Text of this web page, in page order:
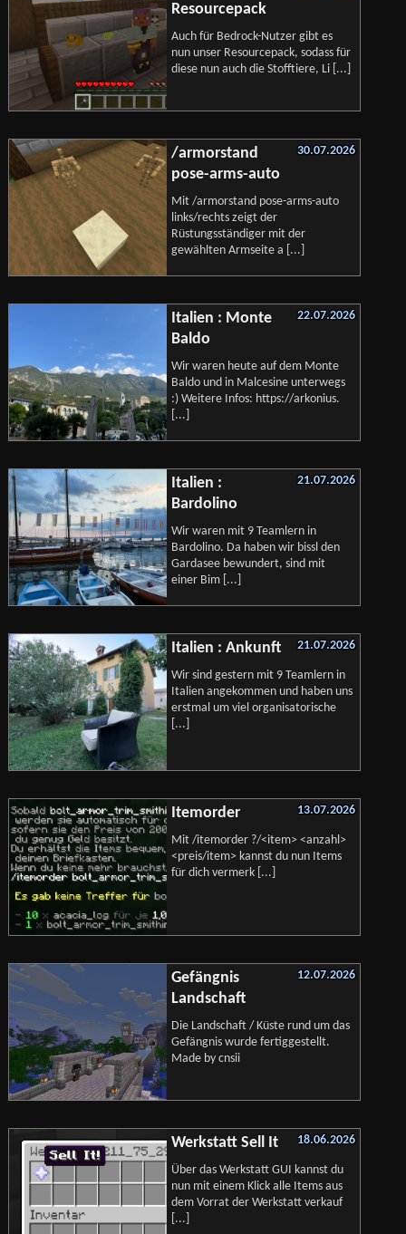
Resourcepack
Auch für Bedrock-Nutzer gibt es
nun unser Resourcepack, sodass für
diese nun auch die Stofftiere, Li [...]
/armorstand
pose-arms-auto
30.07.2026
Mit /armorstand pose-arms-auto
links/rechts zeigt der
Rüstungsständiger mit der
gewählten Armseite a [...]
Italien : Monte
Baldo
22.07.2026
Wir waren heute auf dem Monte
Baldo und in Malcesine unterwegs
:) Weitere Infos: https://arkonius.
[...]
Italien :
Bardolino
21.07.2026
Wir waren mit 9 Teamlern in
Bardolino. Da haben wir bissl den
Gardasee bewundert, sind mit
einer Bim [...]
Italien : Ankunft 21.07.2026
Wir sind gestern mit 9 Teamlern in
Italien angekommen und haben uns
erstmal um viel organisatorische
[...]
Itemorder 13.07.2026
Mit /itemorder ?/<item> <anzahl>
<preis/item> kannst du nun Items
für dich vermerk [...]
Gefängnis
Landschaft
12.07.2026
Die Landschaft / Küste rund um das
Gefängnis wurde fertiggestellt.
Made by cnsii
Werkstatt Sell It 18.06.2026
Über das Werkstatt GUI kannst du
nun mit einem Klick alle Items aus
dem Vorrat der Werkstatt verkauf
[...]